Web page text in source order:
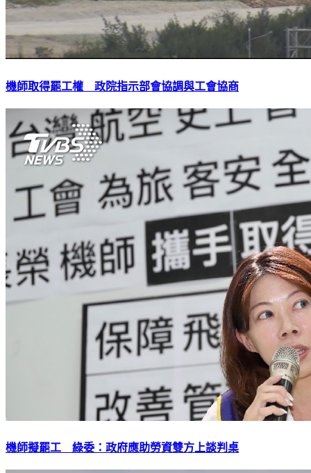
機師取得罷工權 政院指示部會協調與工會協商
機師擬罷工 綠委：政府應助勞資雙方上談判桌